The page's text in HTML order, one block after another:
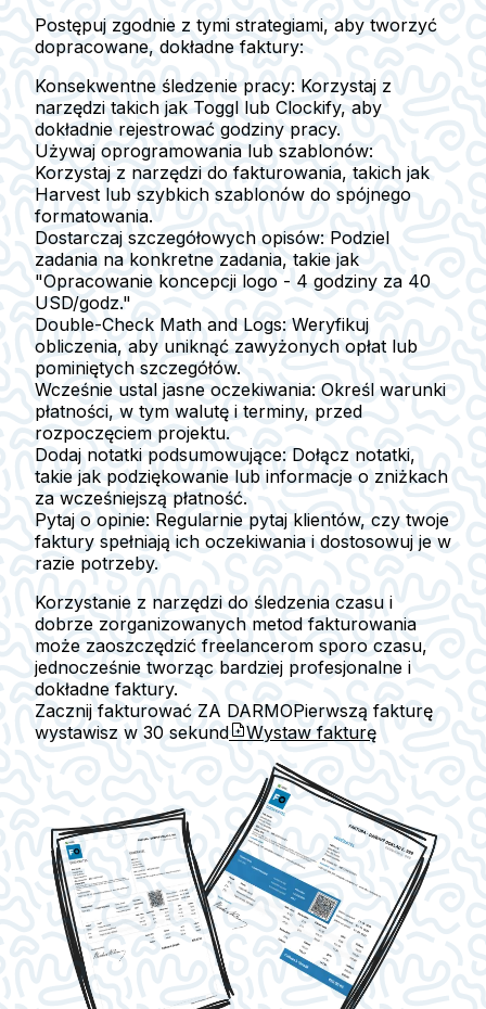
Postępuj zgodnie z tymi strategiami, aby tworzyć
dopracowane, dokładne faktury:
Konsekwentne śledzenie pracy: Korzystaj z
narzędzi takich jak Toggl lub Clockify, aby
dokładnie rejestrować godziny pracy.
Używaj oprogramowania lub szablonów:
Korzystaj z narzędzi do fakturowania, takich jak
Harvest lub szybkich szablonów do spójnego
formatowania.
Dostarczaj szczegółowych opisów: Podziel
zadania na konkretne zadania, takie jak
"Opracowanie koncepcji logo - 4 godziny za 40
USD/godz."
Double-Check Math and Logs: Weryfikuj
obliczenia, aby uniknąć zawyżonych opłat lub
pominiętych szczegółów.
Wcześnie ustal jasne oczekiwania: Określ warunki
płatności, w tym walutę i terminy, przed
rozpoczęciem projektu.
Dodaj notatki podsumowujące: Dołącz notatki,
takie jak podziękowanie lub informacje o zniżkach
za wcześniejszą płatność.
Pytaj o opinie: Regularnie pytaj klientów, czy twoje
faktury spełniają ich oczekiwania i dostosowuj je w
razie potrzeby.
Korzystanie z narzędzi do śledzenia czasu i
dobrze zorganizowanych metod fakturowania
może zaoszczędzić freelancerom sporo czasu,
jednocześnie tworząc bardziej profesjonalne i
dokładne faktury.
Zacznij fakturować ZA DARMOPierwszą fakturę
wystawisz w 30 sekund Wystaw fakturę